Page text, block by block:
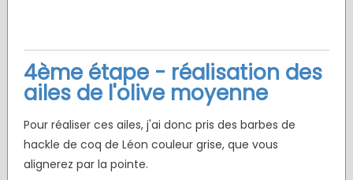
4ème étape - réalisation des
ailes de l'olive moyenne
Pour réaliser ces ailes, j'ai donc pris des barbes de
hackle de coq de Léon couleur grise, que vous
alignerez par la pointe.